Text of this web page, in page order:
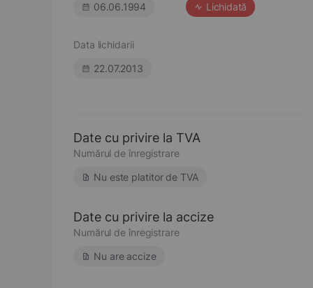
06.06.1994
Lichidată
Data lichidarii
22.07.2013
Date cu privire la TVA
Numărul de înregistrare
Nu este platitor de TVA
Date cu privire la accize
Numărul de înregistrare
Nu are accize